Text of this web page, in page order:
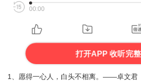
00:00
打开APP 收听完
1、愿得一心人，白头不相离。——卓文君